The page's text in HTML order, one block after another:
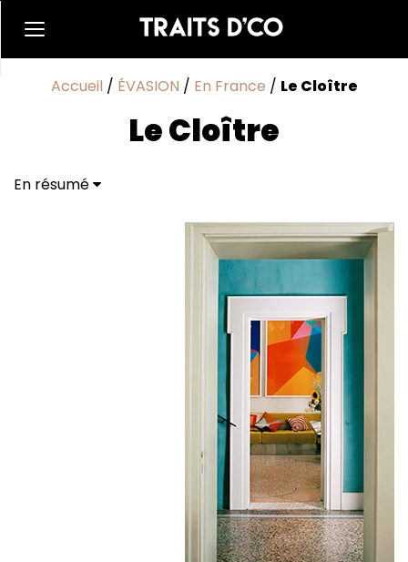
Accueil / ÉVASION / En France / Le Cloître
Le Cloître
En résumé